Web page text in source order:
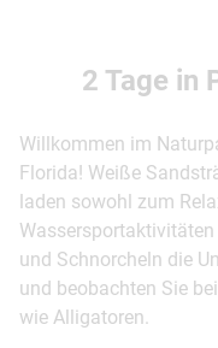
2 Tage in
Willkommen im
Florida! Weiße
laden sowohl zum
und Schnorcheln die
und beobachten Sie
wie Alligatoren.